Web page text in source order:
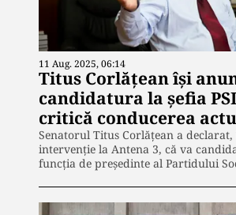
11 Aug. 2025, 06:14
Titus Corlățean își
candidatura la șefia
critică conducerea
Senatorul Titus Corlățean a
intervenție la Antena 3, că va
funcția de președinte al Partidului